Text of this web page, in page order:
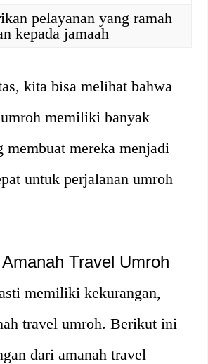
pelayanan yang ramah
kepada jamaah
kita bisa melihat bahwa
memiliki banyak
membuat mereka menjadi
untuk perjalanan umroh
Travel Umroh
memiliki kekurangan,
travel umroh. Berikut ini
dari amanah travel